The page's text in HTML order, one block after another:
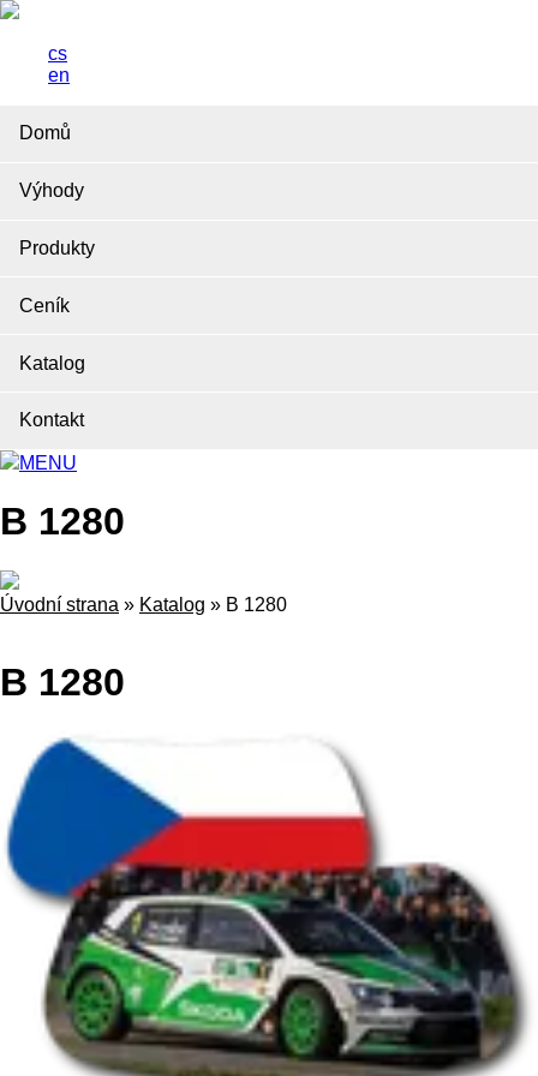
cs
en
Domů
Výhody
Produkty
Ceník
Katalog
Kontakt
MENU
B 1280
Úvodní strana » Katalog » B 1280
B 1280